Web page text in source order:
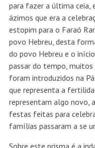
para fazer a última ceia,
ázimos que era a
estopim para o Faraó
povo Hebreu, desta
do povo Hebreu e o
passar do tempo,
foram introduzidos na
que representa a
representam algo novo,
festas feitas para
famílias passaram a se